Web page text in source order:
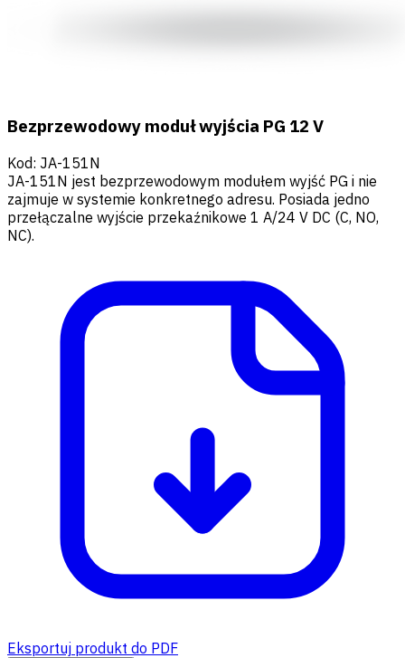
Bezprzewodowy moduł wyjścia PG 12 V
Kod: JA-151N
JA-151N jest bezprzewodowym modułem wyjść PG i nie
zajmuje w systemie konkretnego adresu. Posiada jedno
przełączalne wyjście przekaźnikowe 1 A/24 V DC (C, NO,
NC).
Eksportuj produkt do PDF